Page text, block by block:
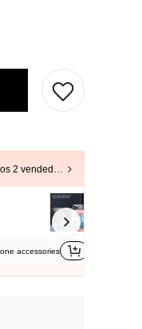
Ver todos os 2 vendedores
accessories